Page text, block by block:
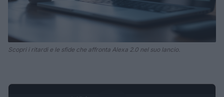
Scopri i ritardi e le sfide che affronta Alexa 2.0 nel suo lancio.